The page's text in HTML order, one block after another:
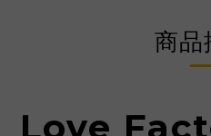
商品
Love